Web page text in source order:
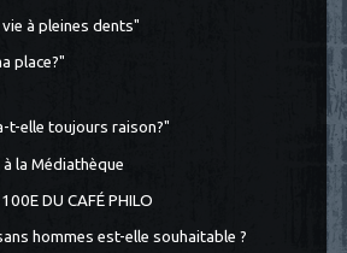
à pleines dents"
place?"
t-elle toujours raison?"
la Médiathèque
DU CAFÉ PHILO
hommes est-elle souhaitable ?